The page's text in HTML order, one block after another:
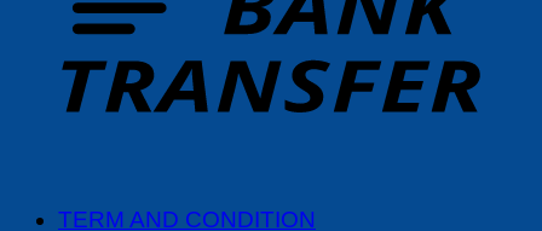
TERM AND CONDITION